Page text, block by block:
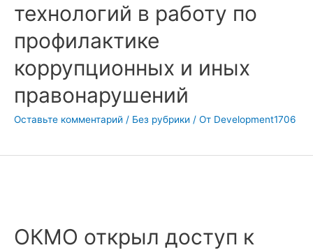
технологий в работу по
профилактике
коррупционных и иных
правонарушений
Оставьте комментарий / Без рубрики / От Development1706
ОКМО открыл доступ к